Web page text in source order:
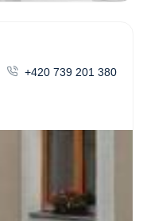
+420 739 201 380